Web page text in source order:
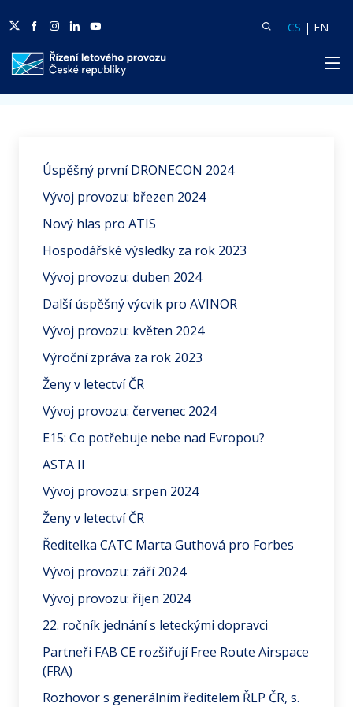
TwitterFacebook
Facebook
Linkedin Vyhledat
CS | EN
Úspěšný první DRONECON 2024
Vývoj provozu: březen 2024
Nový hlas pro ATIS
Hospodářské výsledky za rok 2023
Vývoj provozu: duben 2024
Další úspěšný výcvik pro AVINOR
Vývoj provozu: květen 2024
Výroční zpráva za rok 2023
Ženy v letectví ČR
Vývoj provozu: červenec 2024
E15: Co potřebuje nebe nad Evropou?
ASTA II
Vývoj provozu: srpen 2024
Ženy v letectví ČR
Ředitelka CATC Marta Guthová pro Forbes
Vývoj provozu: září 2024
Vývoj provozu: říjen 2024
22. ročník jednání s leteckými dopravci
Partneři FAB CE rozšiřují Free Route Airspace
(FRA)
Rozhovor s generálním ředitelem ŘLP ČR, s.